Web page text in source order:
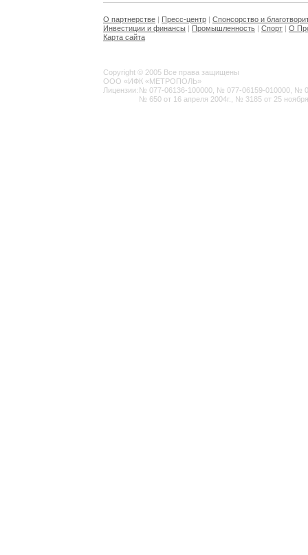
О партнерстве | Пресс-центр | Спонсорство и
Инвестиции и финансы | Промышленность | Спорт | О
Карта сайта
Copyright © 2005 Все права защищены
ООО «ИФК «МЕТРОПОЛЬ»
Лицензии: № 077-06136-100000, № 077-06159-010000, №
№ 650 от 16 апреля 2004г., № 3185 от 25